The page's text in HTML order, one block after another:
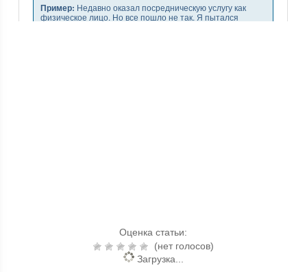
Оценка статьи:
(нет голосов)
Загрузка...